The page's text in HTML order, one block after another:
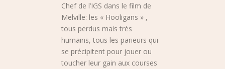
Chef de l’IGS dans le film de
Melville: les « Hooligans » ,
tous perdus mais très
humains, tous les parieurs qui
se précipitent pour jouer ou
toucher leur gain aux courses